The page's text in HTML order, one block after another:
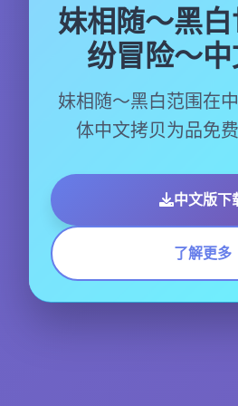
妹相随～黑
纷冒险～
妹相随～黑白范围在
体中文拷贝为品免
中文版下
了解更多